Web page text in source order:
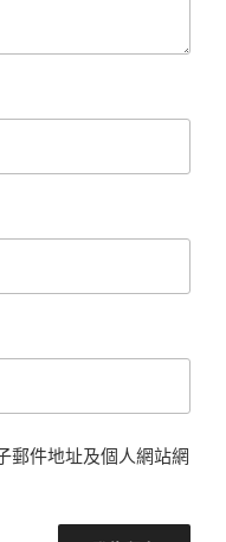
郵件地址及個人網站網